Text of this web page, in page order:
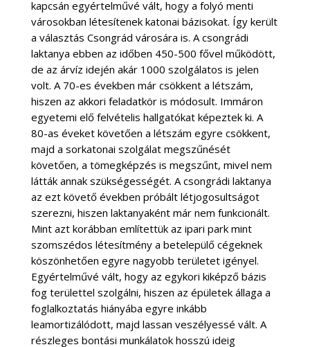
kapcsán egyértelművé vált, hogy a folyó menti
városokban létesítenek katonai bázisokat. Így került
a választás Csongrád városára is. A csongrádi
laktanya ebben az időben 450-500 fővel működött,
de az árvíz idején akár 1000 szolgálatos is jelen
volt. A 70-es években már csökkent a létszám,
hiszen az akkori feladatkör is módosult. Immáron
egyetemi elő felvételis hallgatókat képeztek ki. A
80-as éveket követően a létszám egyre csökkent,
majd a sorkatonai szolgálat megszűnését
követően, a tömegképzés is megszűnt, mivel nem
látták annak szükségességét. A csongrádi laktanya
az ezt követő években próbált létjogosultságot
szerezni, hiszen laktanyaként már nem funkcionált.
Mint azt korábban említettük az ipari park mint
szomszédos létesítmény a betelepülő cégeknek
köszönhetően egyre nagyobb területet igényel.
Egyértelművé vált, hogy az egykori kiképző bázis
fog területtel szolgálni, hiszen az épületek állaga a
foglalkoztatás hiányába egyre inkább
leamortizálódott, majd lassan veszélyessé vált. A
részleges bontási munkálatok hosszú ideig